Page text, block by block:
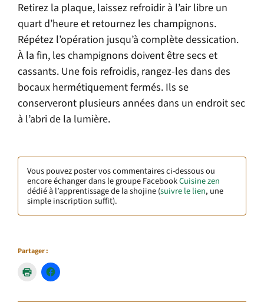
Retirez la plaque, laissez refroidir à l’air libre un
quart d’heure et retournez les champignons.
Répétez l’opération jusqu’à complète dessication.
À la fin, les champignons doivent être secs et
cassants. Une fois refroidis, rangez-les dans des
bocaux hermétiquement fermés. Ils se
conserveront plusieurs années dans un endroit sec
à l’abri de la lumière.
Vous pouvez poster vos commentaires ci-dessous ou
encore échanger dans le groupe FacebookCuisine zen
dédié à l’apprentissage de la shojine (suivre le lien, une
simple inscription suffit).
Partager :